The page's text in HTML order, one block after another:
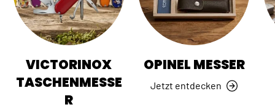
VICTORINOX
TASCHENMESSE
R
OPINEL MESSER
Jetzt entdecken